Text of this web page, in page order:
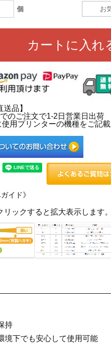
お
カートに入れ
送品】
のご注文で1-2日営業日出荷
用プリンターの機種をご記
イド》
リックすると拡大表示します。
持
境下でも安心して使用可能